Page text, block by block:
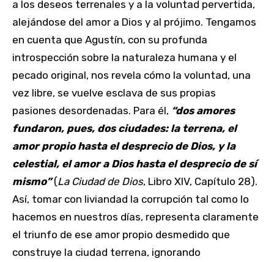
a los deseos terrenales y a la voluntad pervertida,
alejándose del amor a Dios y al prójimo. Tengamos
en cuenta que Agustín, con su profunda
introspección sobre la naturaleza humana y el
pecado original, nos revela cómo la voluntad, una
vez libre, se vuelve esclava de sus propias
pasiones desordenadas. Para él, “dos amores
fundaron, pues, dos ciudades: la terrena, el
amor propio hasta el desprecio de Dios, y la
celestial, el amor a Dios hasta el desprecio de sí
mismo”(La Ciudad de Dios, Libro XIV, Capítulo 28).
Así, tomar con liviandad la corrupción tal como lo
hacemos en nuestros días, representa claramente
el triunfo de ese amor propio desmedido que
construye la ciudad terrena, ignorando